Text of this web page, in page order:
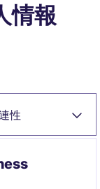
情報
性